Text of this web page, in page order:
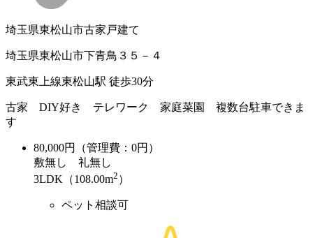
埼玉県東松山市古家戸建て
埼玉県東松山市下青鳥３５－４
東武東上線東松山駅 徒歩30分
古家 DIY好き テレワーク 家庭菜園 複数台駐車できま
す
80,000円（管理費：0円）
敷無し 礼無し
3LDK（108.00m2 ）
ペット相談可